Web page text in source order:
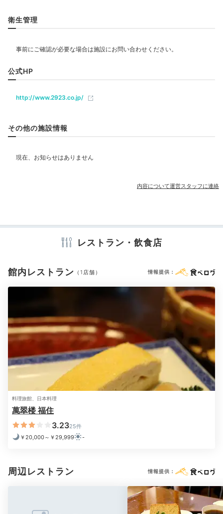
17:00
建築美を楽しむ
明治棟・萬翠楼/15号室
天井画が圧巻。他にも障子格子や螺旋階段、重厚な扉な
mirisa_travel
温泉を楽しんだ後、館内を探検しました。タイムスリッ
プした気分になれました！空室の⾒学もさせて頂きまし
+3
Dinner
18:00
日本料理を堪能
リラクゼーション
飲食
カフェ
ベビー＆子供関連
部屋情報
アメニティ
冷蔵庫 エアコン セーフティボックス
歯ブラシ カミソリ 洗顔 シャンプー リンス
お茶セット
※設備・アメニティは、確認が取れている情報を表示しています。
衛生管理
公式HP
http://www.2923.co.jp/
その他の施設情報
内容について運営スタッフに連絡
レストラン・飲食店
館内レストラン （1店舗） 情報提供：
料理旅館、日本料理
萬翠楼 福住
3.2325件
￥20,000～￥29,999
-
周辺レストラン 情報提供：